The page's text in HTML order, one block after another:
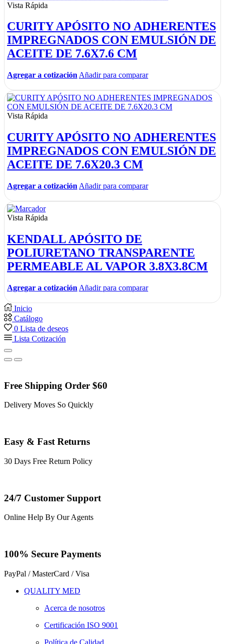
Vista Rápida
CURITY APÓSITO NO ADHERENTES
IMPREGNADOS CON EMULSIÓN DE
ACEITE DE 7.6X7.6 CM
Agregar a cotización Añadir para comparar
Vista Rápida
CURITY APÓSITO NO ADHERENTES
IMPREGNADOS CON EMULSIÓN DE
ACEITE DE 7.6X20.3 CM
Agregar a cotización Añadir para comparar
Vista Rápida
KENDALL APÓSITO DE
POLIURETANO TRANSPARENTE
PERMEABLE AL VAPOR 3.8X3.8CM
Agregar a cotización Añadir para comparar
Inicio
Catálogo
0 Lista de deseos
Lista Cotización
Free Shipping Order $60
Delivery Moves So Quickly
Easy & Fast Returns
30 Days Free Return Policy
24/7 Customer Support
Online Help By Our Agents
100% Secure Payments
PayPal / MasterCard / Visa
QUALITY MED
Acerca de nosotros
Certificación ISO 9001
Política de Calidad